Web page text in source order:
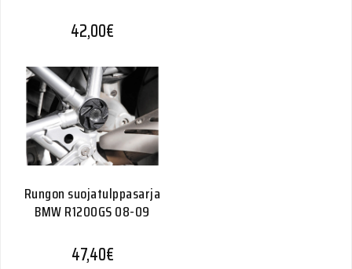
42,00€
Rungon suojatulppasarja
BMW R1200GS 08-09
47,40€